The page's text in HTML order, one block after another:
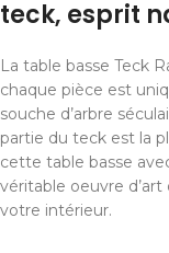
teck, esprit
La table basse Teck
chaque pièce est
souche d’arbre
partie du teck est la
cette table basse
véritable oeuvre
votre intérieur.